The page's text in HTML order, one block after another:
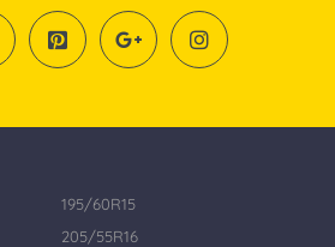
195/60R15
205/55R16